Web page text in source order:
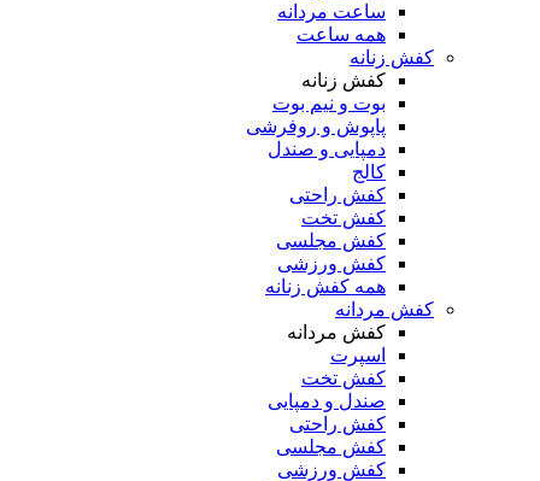
ساعت مردانه
همه ساعت
کفش زنانه
کفش زنانه
بوت و نیم بوت
پاپوش و روفرشی
دمپایی و صندل
کالج
کفش راحتی
کفش تخت
کفش مجلسی
کفش ورزشی
همه کفش زنانه
کفش مردانه
کفش مردانه
اسپرت
کفش تخت
صندل و دمپایی
کفش راحتی
کفش مجلسی
کفش ورزشی